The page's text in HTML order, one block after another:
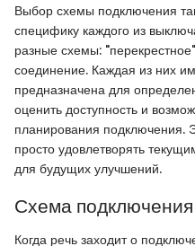
Выбор схемы подключения
специфику каждого из
разные схемы:
соединение. Каждая из них
предназначена для
оценить доступность и
планирования
просто удовлетворять
для будущих улучшений.
Схема
Когда речь заходит о